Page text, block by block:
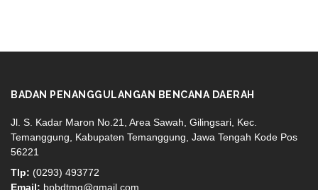
BADAN PENANGGULANGAN BENCANA DAERAH
Jl. S. Kadar Maron No.21, Area Sawah, Gilingsari, Kec.
Temanggung, Kabupaten Temanggung, Jawa Tengah Kode Pos
56221
Tlp: (0293) 493772
Email: bpbdtmg@gmail.com